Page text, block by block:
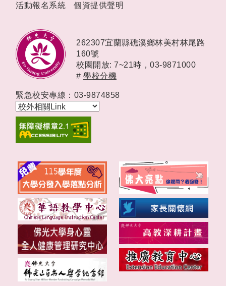
活動報名系統
個資提供聲明
262307宜蘭縣礁溪鄉林美村林尾路
160號
校園開放: 7~21時， 03-9871000
# 學校分機
緊急校安專線：03-9874858